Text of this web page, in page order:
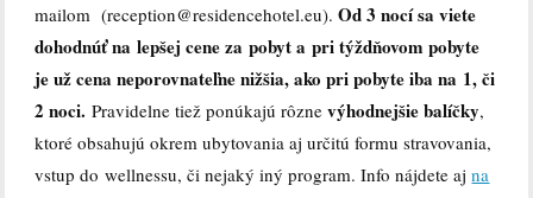
mailom (reception@residencehotel.eu).Od 3 nocí sa viete
dohodnúť na lepšej cene za pobyt a pri týždňovom pobyte
je už cena neporovnateľne nižšia, ako pri pobyte iba na 1, či
2 noci. Pravidelne tiež ponúkajú rôznevýhodnejšie balíčky,
ktoré obsahujú okrem ubytovania aj určitú formu stravovania,
vstup do wellnessu, či nejaký iný program. Info nájdete ajna